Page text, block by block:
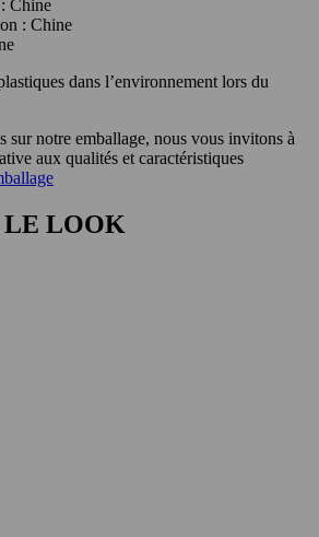
Chine
: Chine
dans l’environnement lors du
sur notre emballage, nous vous invitons à
aux qualités et caractéristiques
LE LOOK